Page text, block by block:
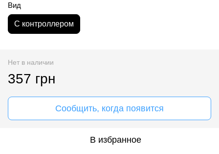
Вид
С контроллером
Нет в наличии
357 грн
Сообщить, когда появится
В избранное